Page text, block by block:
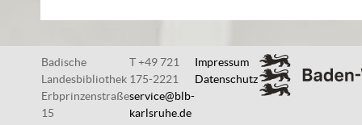
Badische
Landesbibliothek
Erbprinzenstraße
15
T +49 721
175-2221
service@blb-
karlsruhe.de
Impressum
Datenschutz